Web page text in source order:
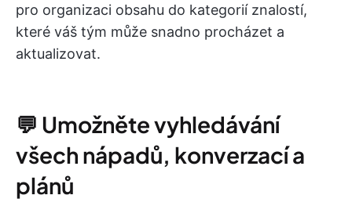
pro organizaci obsahu do kategorií znalostí,
které váš tým může snadno procházet a
aktualizovat.
💬 Umožněte vyhledávání
všech nápadů, konverzací a
plánů